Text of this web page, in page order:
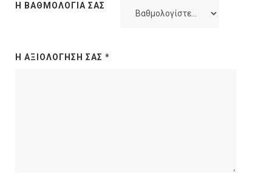
Η ΒΑΘΜΟΛΟΓΊΑ ΣΑΣ
Η ΑΞΙΟΛΌΓΗΣΉ ΣΑΣ *